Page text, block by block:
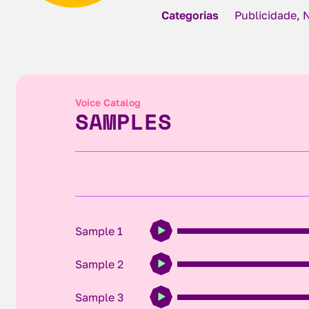
Categorias Publicidade,
Voice Catalog
SAMPLES
Sample 1
Sample 2
Sample 3